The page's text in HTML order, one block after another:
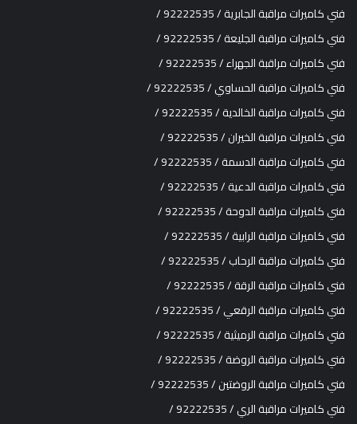
فني كاميرات مراقبة الجابرية / 92222535 /
فني كاميرات مراقبة الجليعة / 92222535 /
فني كاميرات مراقبة الجهراء / 92222535 /
فني كاميرات مراقبة الحساوي / 92222535 /
فني كاميرات مراقبة الخالدية / 92222535 /
فني كاميرات مراقبة الخيران / 92222535 /
فني كاميرات مراقبة الدسمة / 92222535 /
فني كاميرات مراقبة الدعية / 92222535 /
فني كاميرات مراقبة الدوحة / 92222535 /
فني كاميرات مراقبة الرابية / 92222535 /
فني كاميرات مراقبة الرحاب / 92222535 /
فني كاميرات مراقبة الرقة / 92222535 /
فني كاميرات مراقبة الرقعي / 92222535 /
فني كاميرات مراقبة الرميثية / 92222535 /
فني كاميرات مراقبة الروضة / 92222535 /
فني كاميرات مراقبة الروضتين / 92222535 /
فني كاميرات مراقبة الري / 92222535 /